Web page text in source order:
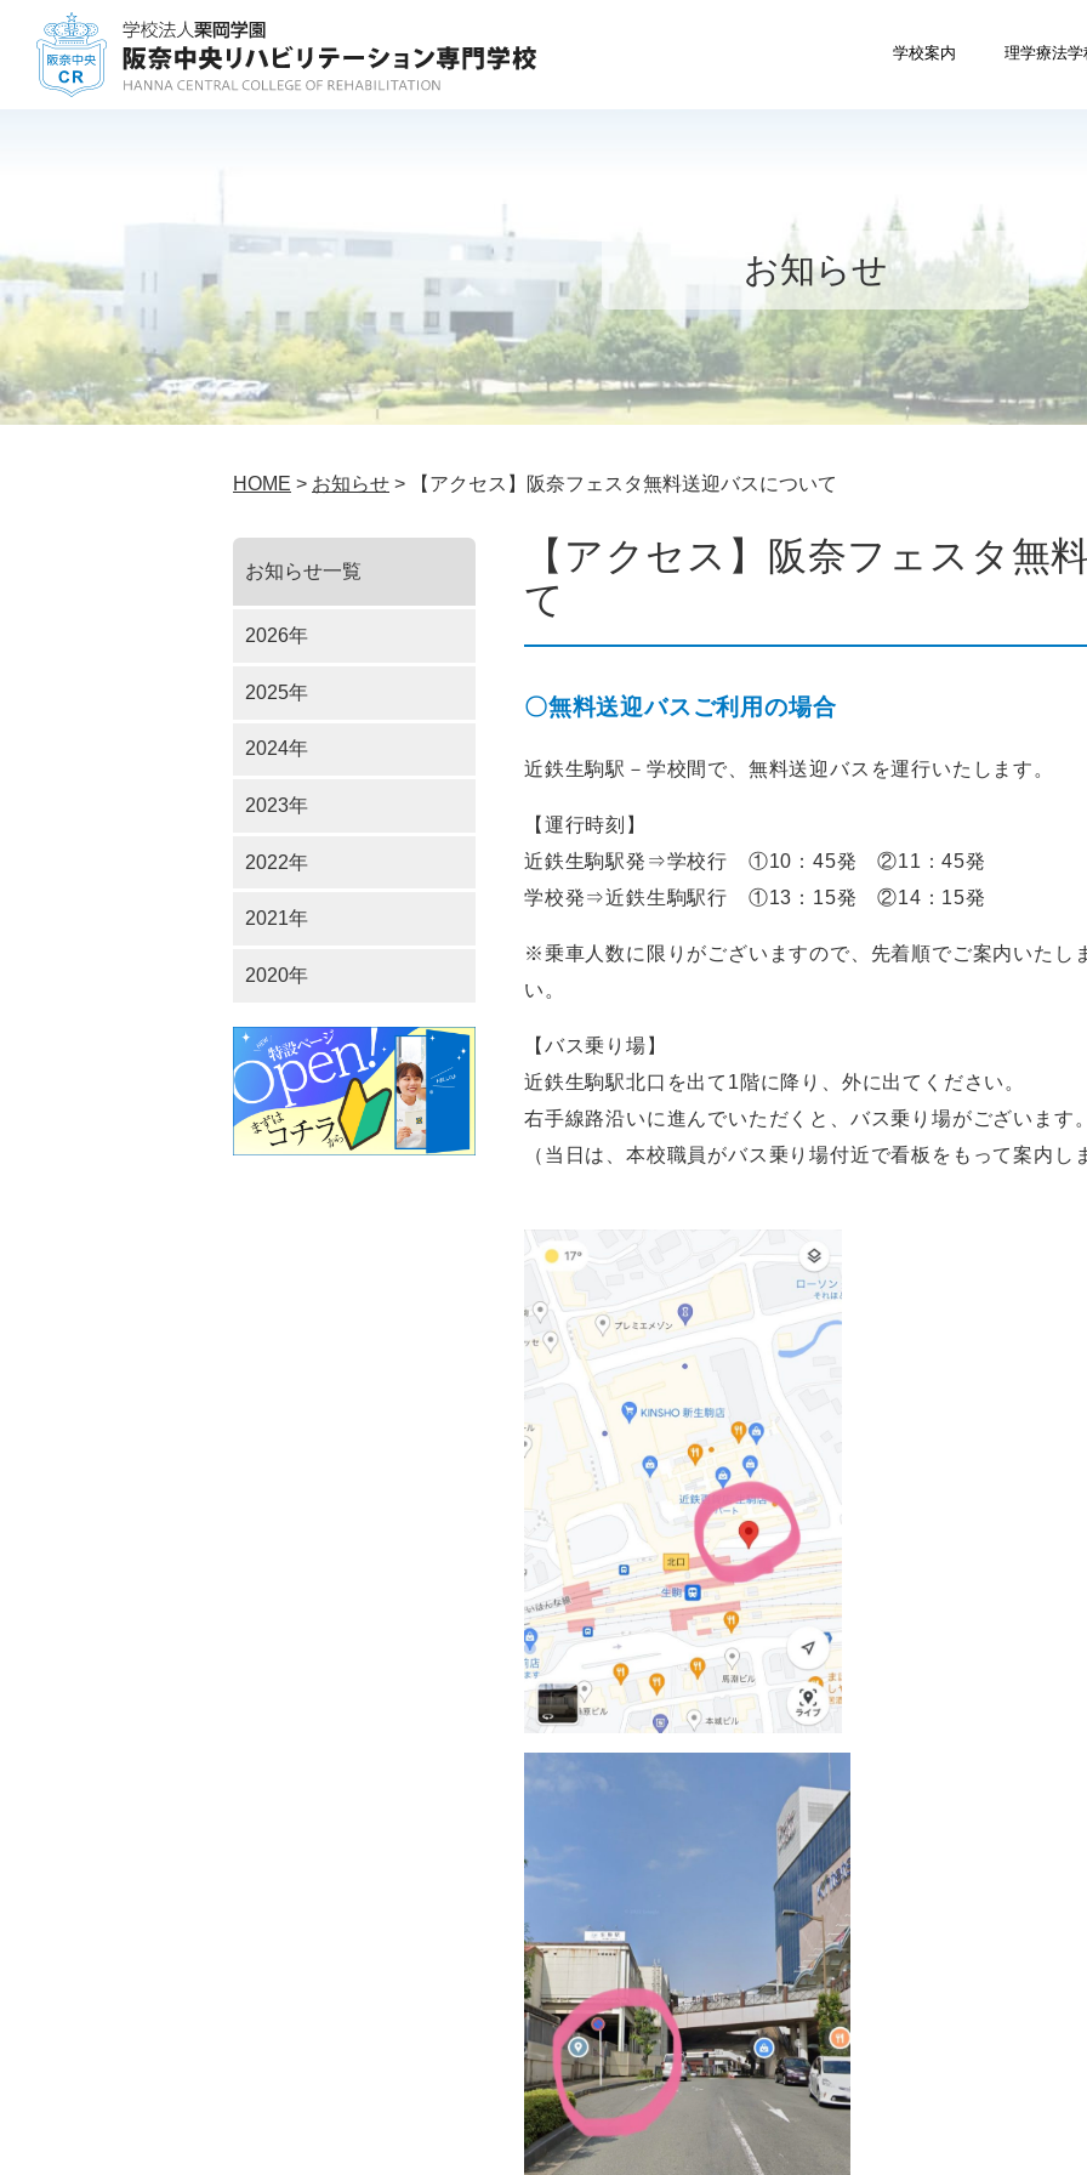
学校案内 理学療法学
お知らせ
HOME > お知らせ > 【アクセス】阪奈フェスタ無料送迎バスについて
【アクセス】阪奈フェスタ無
て
〇無料送迎バスご利用の場合
近鉄生駒駅－学校間で、無料送迎バスを運行いたします。
【運行時刻】
近鉄生駒駅発⇒学校行 ①10：45発 ②11：45発
学校発⇒近鉄生駒駅行 ①13：15発 ②14：15発
※乗車人数に限りがございますので、先着順でご案内いたし
い。
【バス乗り場】
近鉄生駒駅北口を出て1階に降り、外に出てください。
右手線路沿いに進んでいただくと、バス乗り場がございます。
（当日は、本校職員がバス乗り場付近で看板をもって案内し
お知らせ一覧
2026年
2025年
2024年
2023年
2022年
2021年
2020年